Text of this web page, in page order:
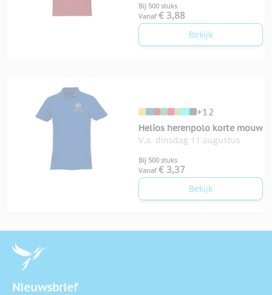
Bij 500 stuks
Vanaf € 3,88
Bekijk
+12
Helios herenpolo korte mouw
V.a. dinsdag 11 augustus
Bij 500 stuks
Vanaf € 3,37
Bekijk
Nieuwsbrief